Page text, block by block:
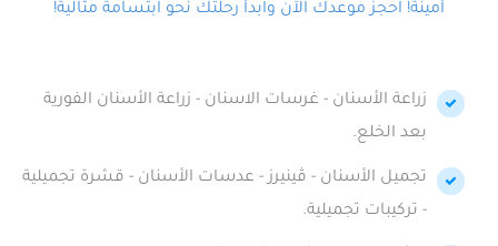
أمينة! احجز موعدك الآن وابدأ رحلتك نحو ابتسامة مثالية!
زراعة الأسنان - غرسات الاسنان - زراعة الأسنان الفورية
بعد الخلع.
تجميل الأسنان - ڤينيرز - عدسات الأسنان - قشرة تجميلية
- تركيبات تجميلية.